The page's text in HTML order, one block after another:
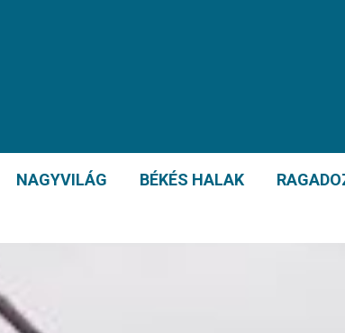
NAGYVILÁG BÉKÉS HALAK